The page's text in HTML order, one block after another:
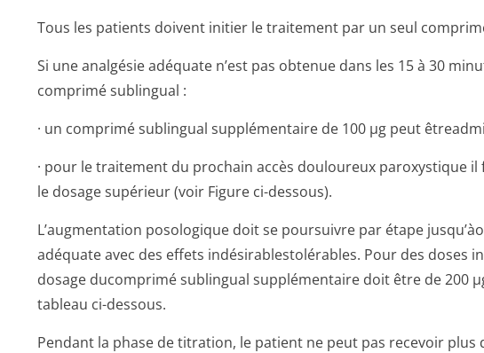
Tous les patients doivent initier le traitement par un seul
Si une analgésie adéquate n’est pas obtenue dans les 15 à 30
comprimé sublingual :
· un comprimé sublingual supplémentaire de 100 µg peut
· pour le traitement du prochain accès douloureux paroxystique
le dosage supérieur (voir Figure ci-dessous).
L’augmentation posologique doit se poursuivre par étape
adéquate avec des effets indésirablesto­lérables. Pour des doses
dosage ducomprimé sublingual supplémentaire doit être de 200
tableau ci-dessous.
Pendant la phase de titration, le patient ne peut pas recevoir plus